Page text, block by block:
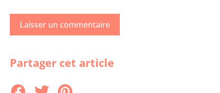
Partager cet article